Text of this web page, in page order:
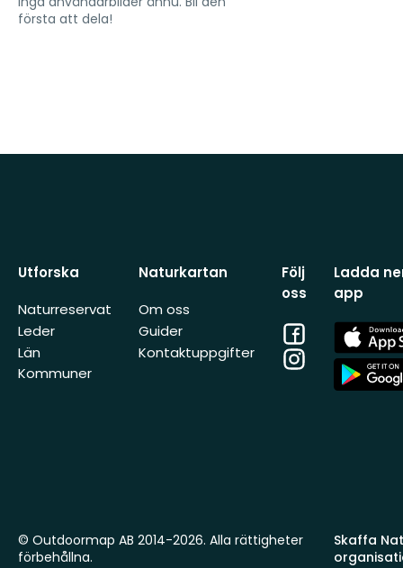
första att dela!
Utforska
Naturreservat
Leder
Län
Kommuner
Naturkartan
Om oss
Guider
Kontaktuppgifter
Följ
oss
Facebook
Instagram
Ladda
app
App
Store
App
Store
Skaffa
© Outdoormap AB 2014-2026. Alla rättigheter
förbehållna.